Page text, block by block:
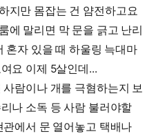
지만 몸잡는 건 얌전하고요
에 말리면 막 문을 긁고 난리
혼자 있을 때 하울링 늑대마
요 이제 5살인데...
람이나 개를 극혐하는지 보
나 소독 등 사람 불러야할
에서 문 열어놓고 택배나